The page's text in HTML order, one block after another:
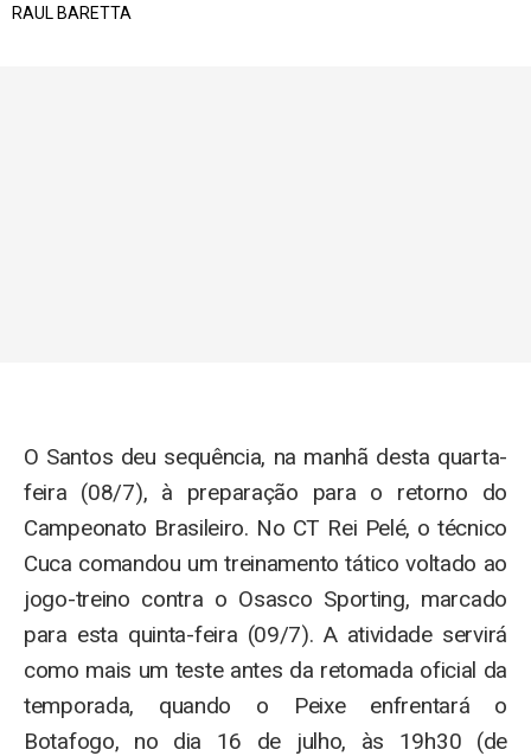
RAUL BARETTA
O Santos deu sequência, na manhã desta quarta-
feira (08/7), à preparação para o retorno do
Campeonato Brasileiro. No CT Rei Pelé, o técnico
Cuca comandou um treinamento tático voltado ao
jogo-treino contra o Osasco Sporting, marcado
para esta quinta-feira (09/7). A atividade servirá
como mais um teste antes da retomada oficial da
temporada, quando o Peixe enfrentará o
Botafogo, no dia 16 de julho, às 19h30 (de